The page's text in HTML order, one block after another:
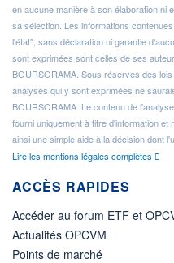
en aucune manière à son élaboration ni
sa sélection. Les informations
l'état", sans déclaration ni garantie
sont exprimées sont celles de ses
BOURSORAMA. Sous réserves des
analyses qui y sont exprimées ne
BOURSORAMA. Le contenu de
fourni uniquement à titre d'information
ainsi une simple aide à la décision dont
Lire les mentions légales complètes
ACCÈS RAPIDES
Accéder au forum ETF et
Actualités OPCVM
Points de marché